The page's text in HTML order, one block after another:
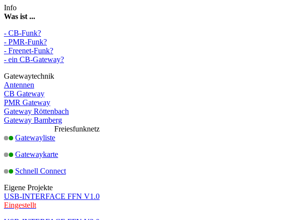
Info
Was ist ...
- CB-Funk?
- PMR-Funk?
- Freenet-Funk?
- ein CB-Gateway?
Gatewaytechnik
Antennen
CB Gateway
PMR Gateway
Gateway Röttenbach
Gateway Bamberg
Freiesfunknetz
Gatewayliste
Gatewaykarte
Schnell Connect
Eigene Projekte
USB-INTERFACE FFN V1.0
Eingestellt